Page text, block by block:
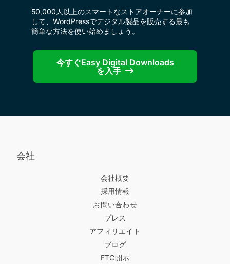
50,000人以上のスマートなストアオーナーに参加
して、WordPressでデジタル製品を販売する最も
簡単な方法を使い始めましょう。
今すぐEasy Digital Downloads
を入手
会社
会社概要
採用情報
お問い合わせ
プレス
アフィリエイト
ブログ
FTC開示